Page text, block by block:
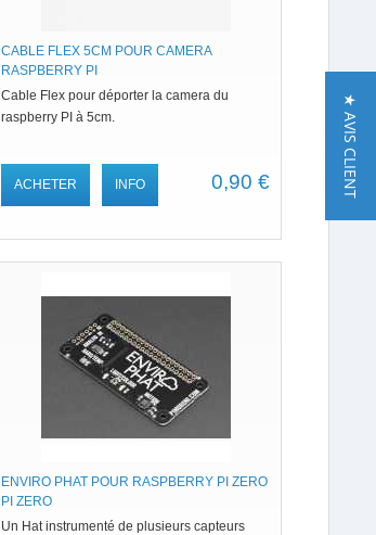
CABLE FLEX 5CM POUR CAMERA
RASPBERRY PI
Cable Flex pour déporter la camera du
raspberry PI à 5cm.
0,90 €
ACHETER INFO
ENVIRO PHAT POUR RASPBERRY PI ZERO
PI ZERO
Un Hat instrumenté de plusieurs capteurs
★ AVIS CLIENT